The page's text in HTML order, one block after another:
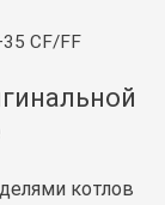
CF/FF
котлов